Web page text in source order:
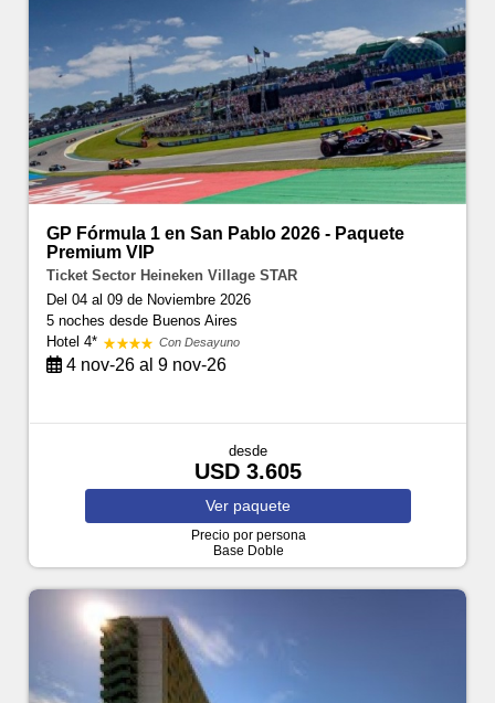
GP Fórmula 1 en San Pablo 2026 - Paquete
Premium VIP
Ticket Sector Heineken Village STAR
Del 04 al 09 de Noviembre 2026
5 nochesdesde Buenos Aires
Hotel 4*
Con Desayuno
4 nov-26 al 9 nov-26
desde
USD 3.605
Ver paquete
Precio por persona
Base Doble